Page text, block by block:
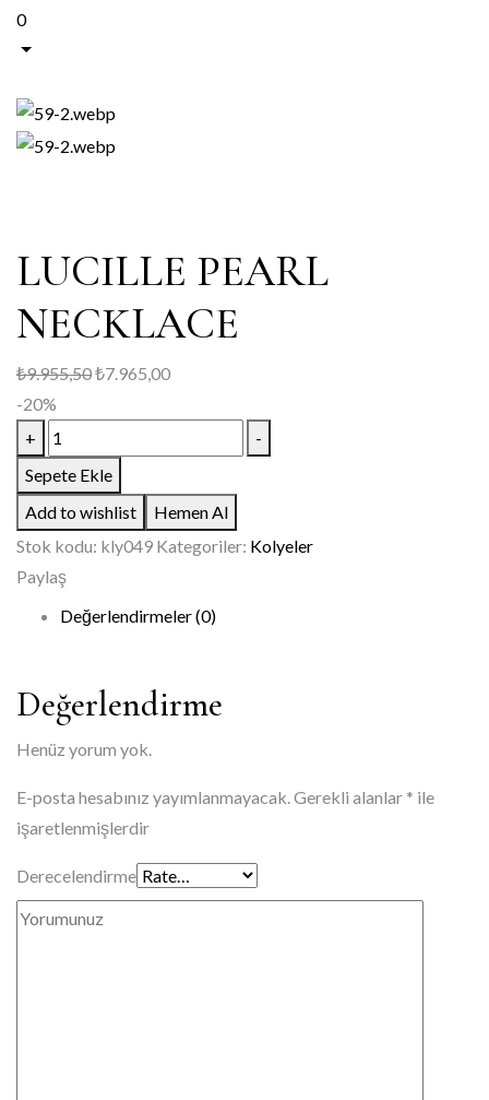
0
LUCILLE PEARL
NECKLACE
₺9.955,50₺7.965,00
-20%
+
LUCILLE
PEARL
NECKLACE
adet
-
Sepete Ekle
Add to wishlist
Hemen Al
Stok kodu: kly049 Kategoriler: Kolyeler
Paylaş
Değerlendirmeler (0)
Değerlendirme
Henüz yorum yok.
E-posta hesabınız yayımlanmayacak.Gerekli alanlar * ile
işaretlenmişlerdir
Derecelendirme